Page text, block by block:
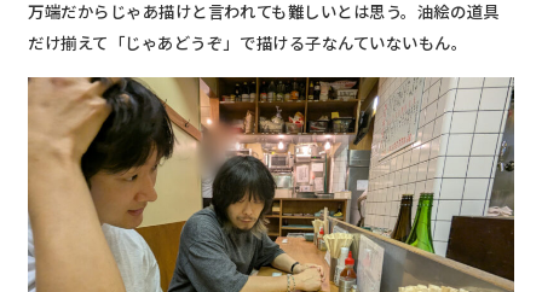
万端だからじゃあ描けと言われても難しいとは思う。油絵の道具
だけ揃えて「じゃあどうぞ」で描ける子なんていないもん。